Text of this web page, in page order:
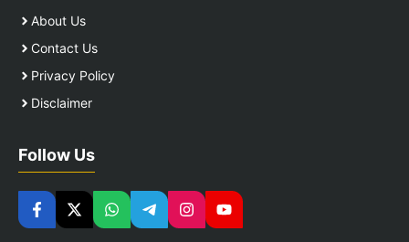
About Us
Contact Us
Privacy Policy
Disclaimer
Follow Us